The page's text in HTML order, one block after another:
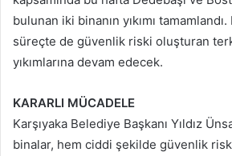
bulunan iki binanın yıkımı
süreçte de güvenlik riski oluşturan
yıkımlarına devam edecek.
KARARLI MÜCADELE
Karşıyaka Belediye Başkanı Yıldız
binalar, hem ciddi şekilde güvenlik